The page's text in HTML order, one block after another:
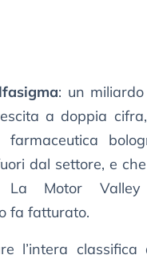
: un
a doppia
dal settore, e
La Motor
fa fatturato.
l’intera